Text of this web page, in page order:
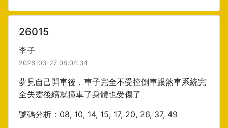
26015
李子
2026-03-27 08:04:34
夢見自己開車後，車子完全不受控倒車跟煞車系統完
全失靈後續就撞車了身體也受傷了
號碼分析：08, 10, 14, 15, 17, 20, 26, 37, 49